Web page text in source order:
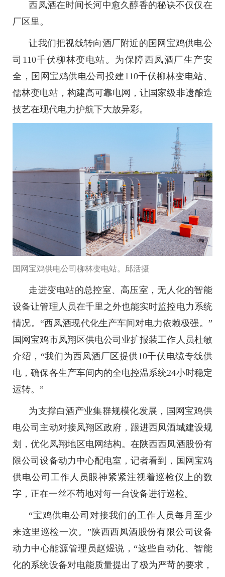
西凤酒在时间长河中愈久醇香的秘诀不仅仅在
厂区里。
让我们把视线转向酒厂附近的国网宝鸡供电公
司110千伏柳林变电站。为保障西凤酒厂生产安
全，国网宝鸡供电公司投建110千伏柳林变电站、
儒林变电站，构建高可靠电网，让国家级非遗酿造
技艺在现代电力护航下大放异彩。
国网宝鸡供电公司柳林变电站。邱活摄
走进变电站的总控室、高压室，无人化的智能
设备让管理人员在千里之外也能实时监控电力系统
情况。“西凤酒现代化生产车间对电力依赖极强。”
国网宝鸡市凤翔区供电公司业扩报装工作人员杜敏
介绍，“我们为西凤酒厂区提供10千伏电缆专线供
电，确保各生产车间内的全电控温系统24小时稳定
运转。”
为支撑白酒产业集群规模化发展，国网宝鸡供
电公司主动对接凤翔区政府，跟进西凤酒城建设规
划，优化凤翔地区电网结构。在陕西西凤酒股份有
限公司设备动力中心配电室，记者看到，国网宝鸡
供电公司工作人员眼神紧紧注视着巡检仪上的数
字，正在一丝不苟地对每一台设备进行巡检。
“宝鸡供电公司对接我们的工作人员每月至少
来这里巡检一次。”陕西西凤酒股份有限公司设备
动力中心能源管理员赵煜说，“这些自动化、智能
化的系统设备对电能质量提出了极为严苛的要求，